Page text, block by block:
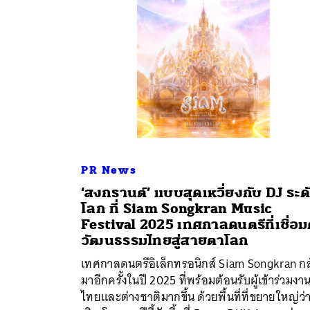
PR News
‘สงกรานต์’ แบบสุดเหวี่ยงกับ DJ ระ
โลก ที่ Siam Songkran Music
Festival 2025 เทศกาลดนตรีที่เชื่อ
วัฒนธรรมไทยสู่สายตาโลก
เทศกาลดนตรีอิเล็กทรอนิกส์ Siam Songkran
มาอีกครั้งในปี 2025 ที่พร้อมต้อนรับผู้เข้าร่วมงา
ไทยและต่างชาติมากขึ้น ด้วยพื้นที่ที่ขยายใหญ่ว่า